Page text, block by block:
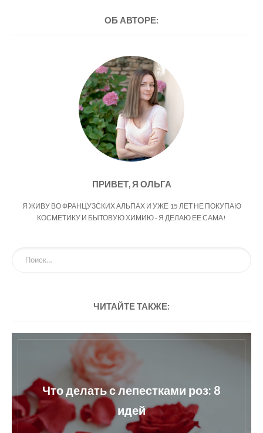
ОБ АВТОРЕ:
ПРИВЕТ, Я ОЛЬГА
Я ЖИВУ ВО ФРАНЦУЗСКИХ АЛЬПАХ И УЖЕ 15 ЛЕТ НЕ ПОКУПАЮ
КОСМЕТИКУ И БЫТОВУЮ ХИМИЮ - Я ДЕЛАЮ ЕЕ САМА!
ЧИТАЙТЕ ТАКЖЕ:
Что делать с лепестками роз: 8
идей